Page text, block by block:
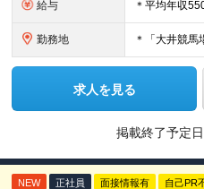
給与
勤務地
求人を見る
掲載終了予定日
NEW 正社員 面接情報有 自己PR